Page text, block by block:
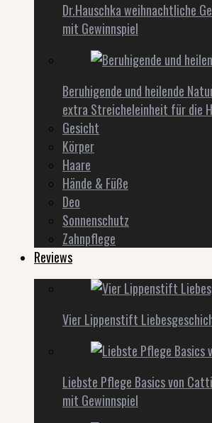
Dr.Hauschka weihnachtliche
mit Gewinnspiel
Beruhigende und heilende
extra Streicheleinheit für die
Gesicht
Körper
Haare
Hände & Füße
Deo
Sonnenschutz
Zahnpflege
Reviews
Vier Lippenstift
Liebste Pflege Basics von
mit Gewinnspiel